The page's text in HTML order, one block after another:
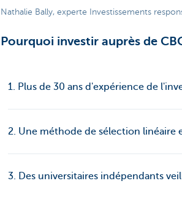
Nathalie Bally, experte Investissements
Pourquoi investir auprès de
1. Plus de 30 ans d'expérience de
2. Une méthode de sélection linéaire
3. Des universitaires indépendants